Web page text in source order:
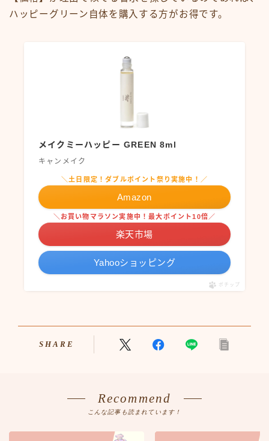
ハッピーグリーン自体を購入する方がお得です。
メイクミーハッピー GREEN 8ml
キャンメイク
＼土日限定！ダブルポイント祭り実施中！／
Amazon
＼お買い物マラソン実施中！最大ポイント10倍／
楽天市場
Yahooショッピング
ポチップ
SHARE
Recommend
こんな記事も読まれています！